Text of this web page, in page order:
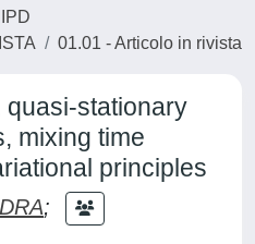
01.01 - Articolo in rivista
quasi-stationary
mixing time
principles
;